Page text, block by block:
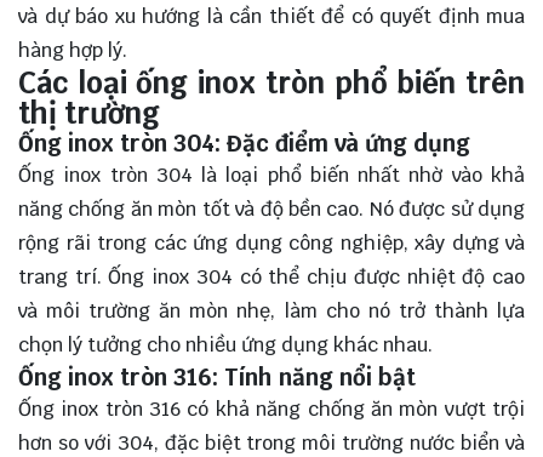
và dự báo xu hướng là cần thiết để có quyết định mua
hàng hợp lý.
Các loại ống inox tròn phổ biến trên
thị trường
Ống inox tròn 304: Đặc điểm và ứng dụng
Ống inox tròn 304 là loại phổ biến nhất nhờ vào khả
năng chống ăn mòn tốt và độ bền cao. Nó được sử dụng
rộng rãi trong các ứng dụng công nghiệp, xây dựng và
trang trí. Ống inox 304 có thể chịu được nhiệt độ cao
và môi trường ăn mòn nhẹ, làm cho nó trở thành lựa
chọn lý tưởng cho nhiều ứng dụng khác nhau.
Ống inox tròn 316: Tính năng nổi bật
Ống inox tròn 316 có khả năng chống ăn mòn vượt trội
hơn so với 304, đặc biệt trong môi trường nước biển và